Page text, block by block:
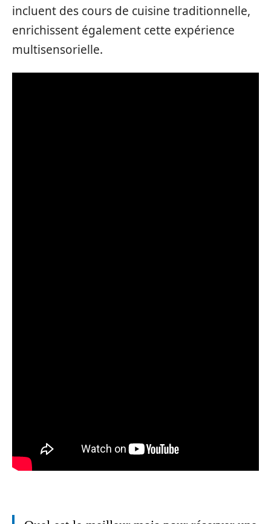
incluent des cours de cuisine traditionnelle,
enrichissent également cette expérience
multisensorielle.